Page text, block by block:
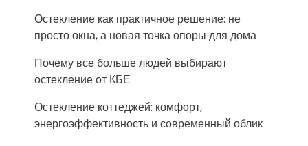
Остекление как практичное решение: не
просто окна, а новая точка опоры для дома
Почему все больше людей выбирают
остекление от КБЕ
Остекление коттеджей: комфорт,
энергоэффективность и современный облик